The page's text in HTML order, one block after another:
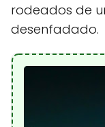
rodeados de
desenfadado.